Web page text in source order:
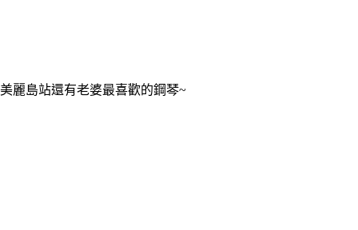
美麗島站還有老婆最喜歡的鋼琴~